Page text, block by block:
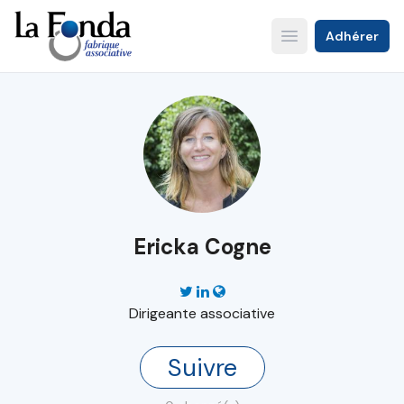
Aller
au
contenu
principal
Open main menu
Adhérer
Ericka Cogne
Dirigeante associative
Suivre